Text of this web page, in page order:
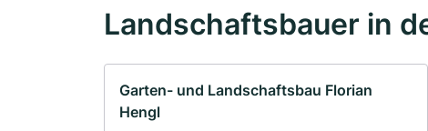
Landschaftsbauer in
Garten- und Landschaftsbau Florian
Hengl